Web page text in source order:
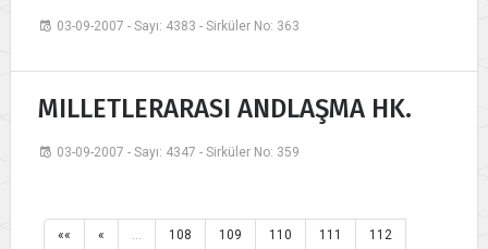
03-09-2007 - Sayı: 4383 - Sirküler No: 363
MILLETLERARASI ANDLAŞMA HK.
03-09-2007 - Sayı: 4347 - Sirküler No: 359
«« « … 108 109 110 111 112